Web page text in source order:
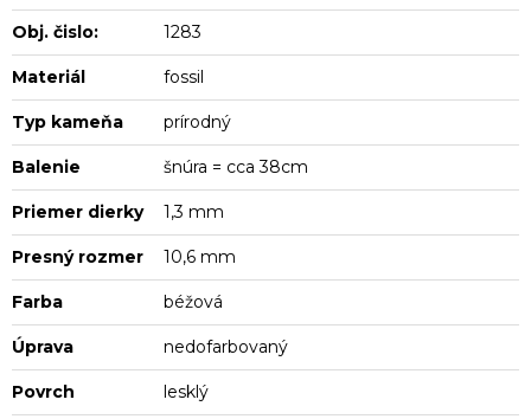
Obj. čislo: 1283
Materiál fossil
Typ kameňa prírodný
Balenie šnúra = cca 38cm
Priemer dierky 1,3 mm
Presný rozmer 10,6 mm
Farba béžová
Úprava nedofarbovaný
Povrch lesklý